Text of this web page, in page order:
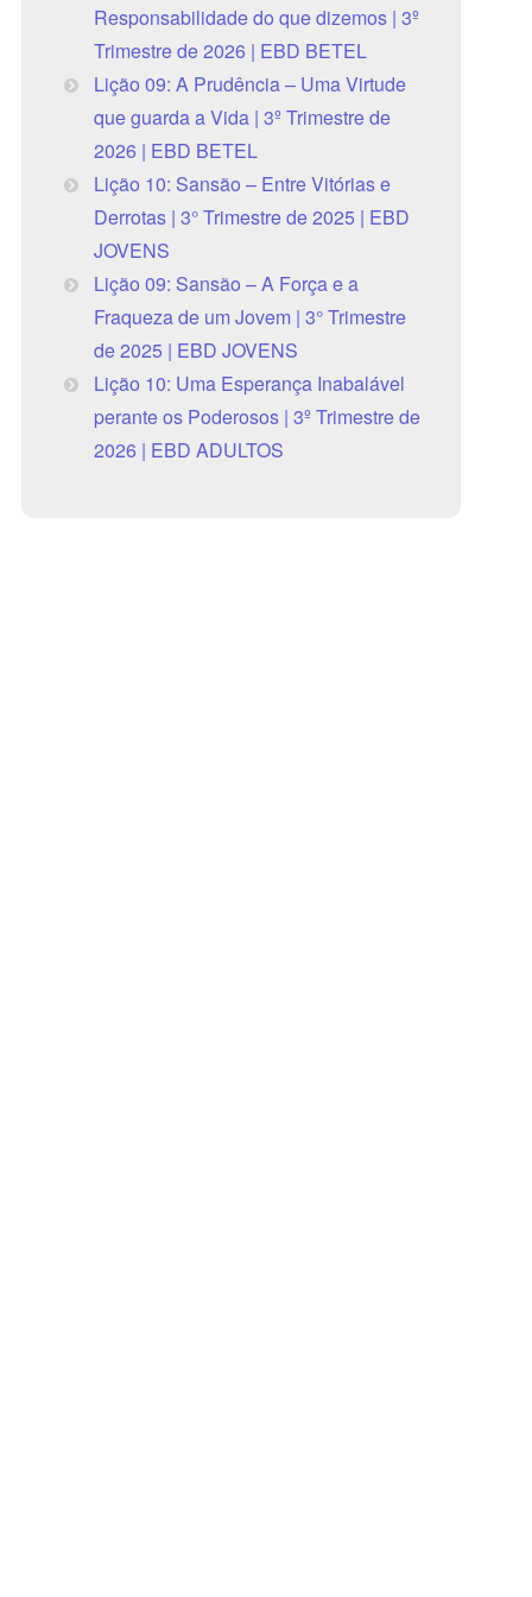
Responsabilidade do que dizemos | 3º
Trimestre de 2026 | EBD BETEL
Lição 09: A Prudência – Uma Virtude
que guarda a Vida | 3º Trimestre de
2026 | EBD BETEL
Lição 10: Sansão – Entre Vitórias e
Derrotas | 3° Trimestre de 2025 | EBD
JOVENS
Lição 09: Sansão – A Força e a
Fraqueza de um Jovem | 3° Trimestre
de 2025 | EBD JOVENS
Lição 10: Uma Esperança Inabalável
perante os Poderosos | 3º Trimestre de
2026 | EBD ADULTOS